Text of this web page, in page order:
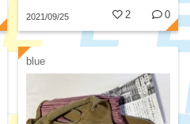
などの油汚れをそれで落として
から洗うようにしています。
排水溝や川を汚さず環境に優し
いと思います♪
2021/09/25 2 0
blue